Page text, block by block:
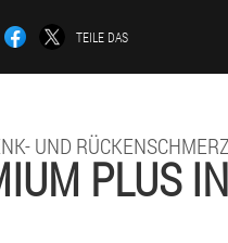
TEILE DAS
UND
PLUS